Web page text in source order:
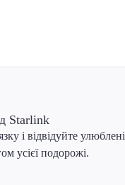
Starlink
і відвідуйте улюблені
усієї подорожі.